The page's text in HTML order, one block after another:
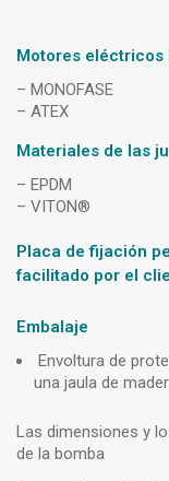
Motores eléctricos
– MONOFASE
– ATEX
Materiales de las
– EPDM
– VITON®
Placa de fijación
facilitado por el
Embalaje
Envoltura de
una jaula de
Las dimensiones y
de la bomba